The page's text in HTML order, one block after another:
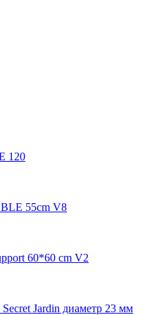
120
55cm V8
60*60 cm V2
Jardin диаметр 23 мм